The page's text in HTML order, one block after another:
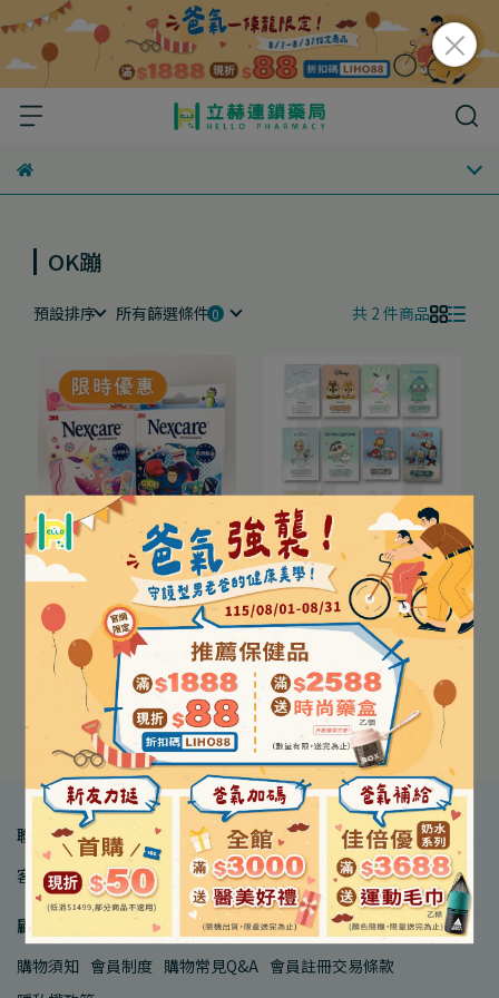
OK蹦
預設排序 所有篩選條件 共 2 件商品
【3M Nexcare】HAPPY
KIDS OK繃 酷炫款/魔法款
(未滅菌) 20片/盒
NT$110
NT$120
加入購物車
【ONEDER 旺達棉品】OK
蹦 多種款式 20入/盒
NT$99
加入購物車
聯絡我們
客服中心 品牌合作 人才招募
顧客服務
購物須知 會員制度 購物常見Q&A 會員註冊交易條款